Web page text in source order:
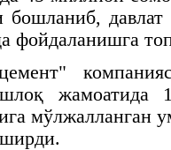
давлат
фойдаланишга
жамоатида
мўлжалланган